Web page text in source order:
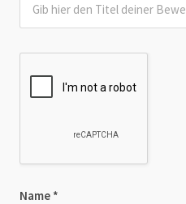
Name *